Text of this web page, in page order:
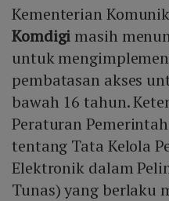
Kementerian
Komdigi masih
untuk
pembatasan akses
bawah 16 tahun.
Peraturan
tentang Tata Kelola
Elektronik dalam
Tunas) yang berlaku